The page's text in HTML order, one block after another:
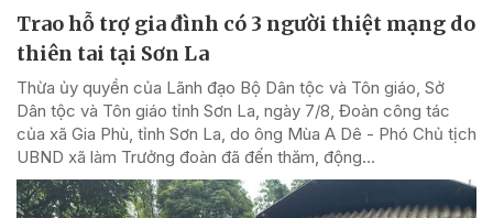
Trao hỗ trợ gia đình có 3 người thiệt mạng do
thiên tai tại Sơn La
Thừa ủy quyền của Lãnh đạo Bộ Dân tộc và Tôn giáo, Sở
Dân tộc và Tôn giáo tỉnh Sơn La, ngày 7/8, Đoàn công tác
của xã Gia Phù, tỉnh Sơn La, do ông Mùa A Dê - Phó Chủ tịch
UBND xã làm Trưởng đoàn đã đến thăm, động...